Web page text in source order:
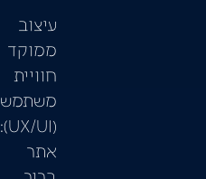
עיצוב
ממוקד
חוויית
משתמש
(UX/UI):
אתר